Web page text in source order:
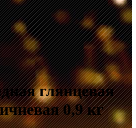
глянцевая
0,9 кг